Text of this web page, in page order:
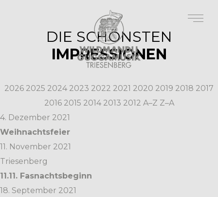
DIE SCHÖNSTEN
IMPRESSIONEN
2026 2025 2024 2023 2022 2021 2020 2019 2018 2017
2016 2015 2014 2013 2012 A–Z Z–A
4. Dezember 2021
Weihnachtsfeier
11. November 2021
Triesenberg
11.11. Fasnachtsbeginn
18. September 2021